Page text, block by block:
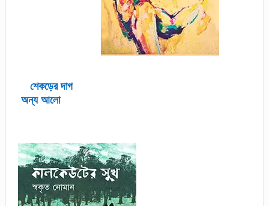
শেকড়ের দাগ
অন্য আলো